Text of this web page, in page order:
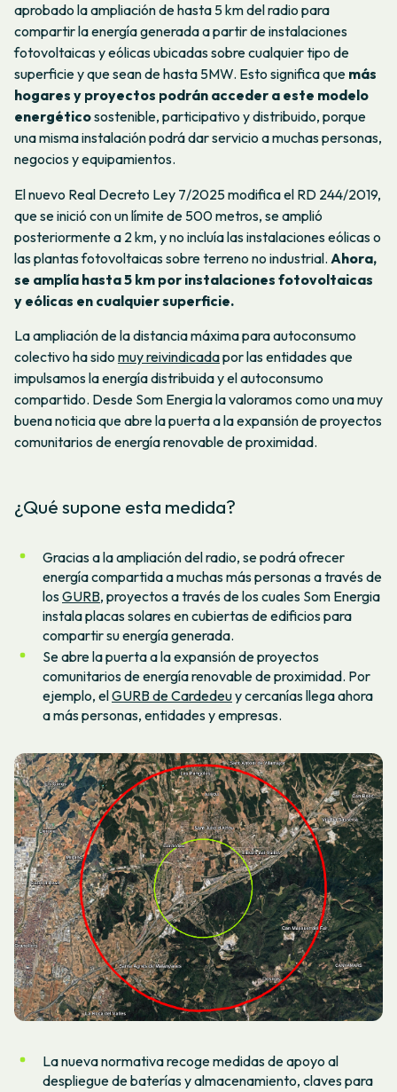
aprobado la ampliación de hasta 5 km del radio para
compartir la energía generada a partir de instalaciones
fotovoltaicas y eólicas ubicadas sobre cualquier tipo de
superficie y que sean de hasta 5MW. Esto significa que más
hogares y proyectos podrán acceder a este modelo
energéticosostenible, participativo y distribuido, porque
una misma instalación podrá dar servicio a muchas personas,
negocios y equipamientos.
El nuevo Real Decreto Ley 7/2025 modifica el RD 244/2019,
que se inició con un límite de 500 metros, se amplió
posteriormente a 2 km, y no incluía las instalaciones eólicas o
las plantas fotovoltaicas sobre terreno no industrial. Ahora,
se amplía hasta 5 km por instalaciones fotovoltaicas
y eólicas en cualquier superficie.
La ampliación de la distancia máxima para autoconsumo
colectivo ha sido muy reivindicadapor las entidades que
impulsamos la energía distribuida y el autoconsumo
compartido. Desde Som Energia la valoramos como una muy
buena noticia que abre la puerta a la expansión de proyectos
comunitarios de energía renovable de proximidad.
¿Qué supone esta medida?
Gracias a la ampliación del radio, se podrá ofrecer
energía compartida a muchas más personas a través de
losGURB, proyectos a través de los cuales Som Energia
instala placas solares en cubiertas de edificios para
compartir su energía generada.
Se abre la puerta a la expansión de proyectos
comunitarios de energía renovable de proximidad. Por
ejemplo, elGURB de Cardedeuy cercanías llega ahora
a más personas, entidades y empresas.
La nueva normativa recoge medidas de apoyo al
despliegue de baterías y almacenamiento, claves para